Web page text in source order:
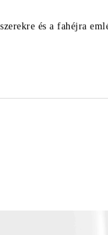
és a fahéjra